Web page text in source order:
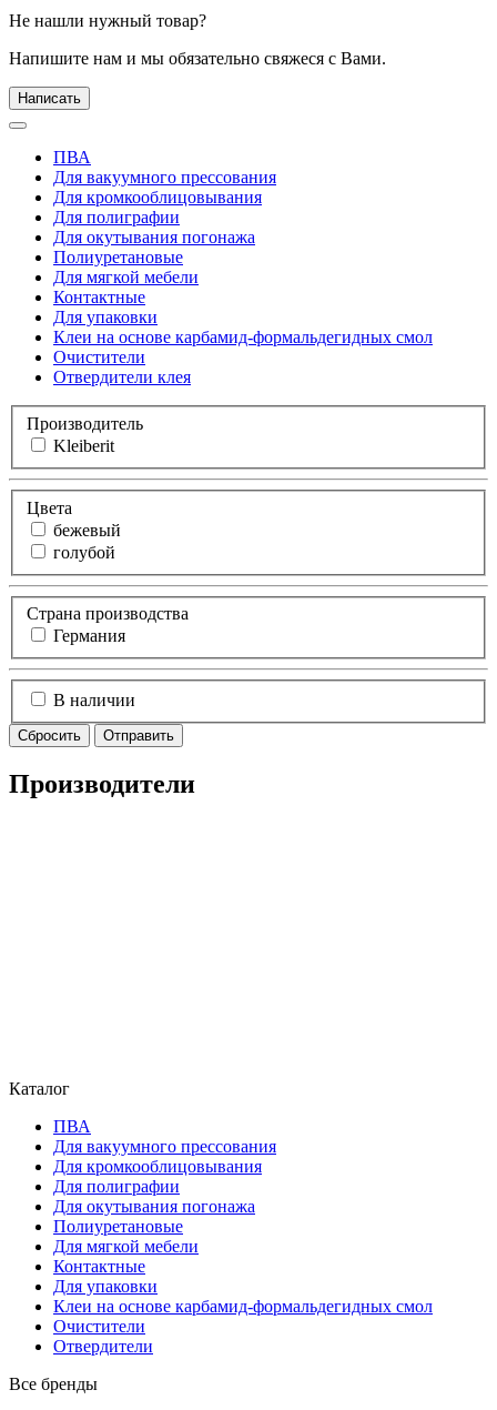
Не нашли нужный товар?
Напишите нам и мы обязательно свяжеся с Вами.
Написать
ПВА
Для вакуумного прессования
Для кромкооблицовывания
Для полиграфии
Для окутывания погонажа
Полиуретановые
Для мягкой мебели
Контактные
Для упаковки
Клеи на основе карбамид-формальдегидных смол
Очистители
Отвердители клея
Производитель
Kleiberit
Цвета
бежевый
голубой
Страна производства
Германия
В наличии
Сбросить Отправить
Производители
Каталог
ПВА
Для вакуумного прессования
Для кромкооблицовывания
Для полиграфии
Для окутывания погонажа
Полиуретановые
Для мягкой мебели
Контактные
Для упаковки
Клеи на основе карбамид-формальдегидных смол
Очистители
Отвердители
Все бренды